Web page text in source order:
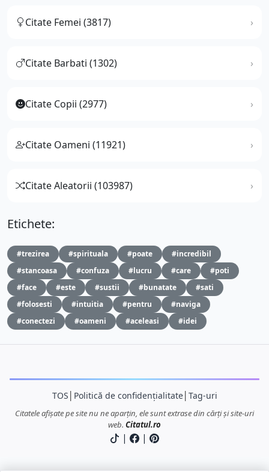
Citate Femei (3817)
Citate Barbati (1302)
Citate Copii (2977)
Citate Oameni (11921)
Citate Aleatorii (103987)
Etichete:
#trezirea #spirituala #poate
#incredibil
#stancoasa
#confuza #lucru #care
#poti
#face
#este #sustii #bunatate
#sati
#folosesti
#intuitia #pentru
#naviga
#conectezi
#oameni #aceleasi #idei
TOS Politică de confidențialitate│ Tag-uri
Citatele afișate pe site nu ne aparțin, ele sunt extrase din cărți și site-uri
web. Citatul.ro
| |